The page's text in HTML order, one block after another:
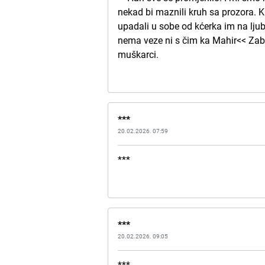
nekad bi maznili kruh sa prozora.
upadali u sobe od kćerka im na
nema veze ni s čim ka Mahir<<
muškarci.
***
20.02.2026. 07:59
***
***
20.02.2026. 09:05